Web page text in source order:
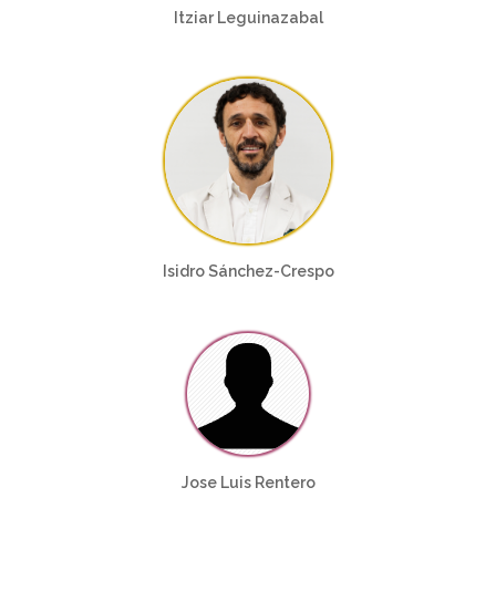
Itziar Leguinazabal
Isidro Sánchez-Crespo
Jose Luis Rentero